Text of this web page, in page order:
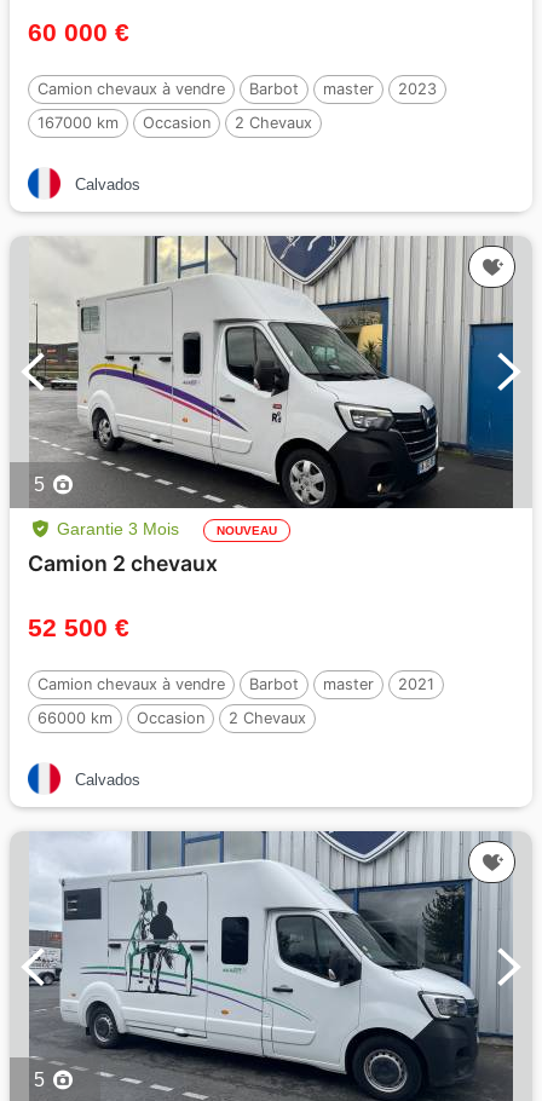
60 000 €
Camion chevaux à vendre Barbot master
2023
167000 km
Occasion 2 Chevaux
Calvados
5
Garantie 3 Mois NOUVEAU
Camion 2 chevaux
52 500 €
Camion chevaux à vendre Barbot master
2021
66000 km
Occasion 2 Chevaux
Calvados
5